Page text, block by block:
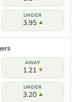
3.95
1.21
3.20